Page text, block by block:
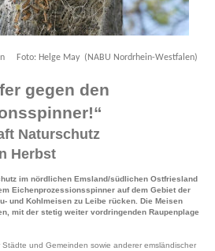
Foto: Helge May (NABU Nordrhein-Westfalen)
gegen den
Naturschutz
Herbst
im nördlichen Emsland/südlichen Ostfriesland
Eichenprozessionsspinner auf dem Gebiet der
und Kohlmeisen zu Leibe rücken. Die Meisen
mit der stetig weiter vordringenden Raupenplage
und Gemeinden sowie anderer emsländischer